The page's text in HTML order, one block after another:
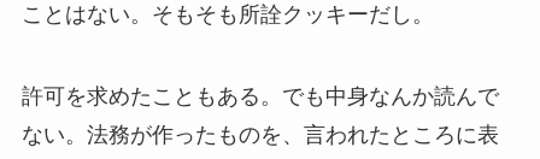
ことはない。そもそも所詮クッキーだし。
許可を求めたこともある。でも中身なんか読んで
ない。法務が作ったものを、言われたところに表